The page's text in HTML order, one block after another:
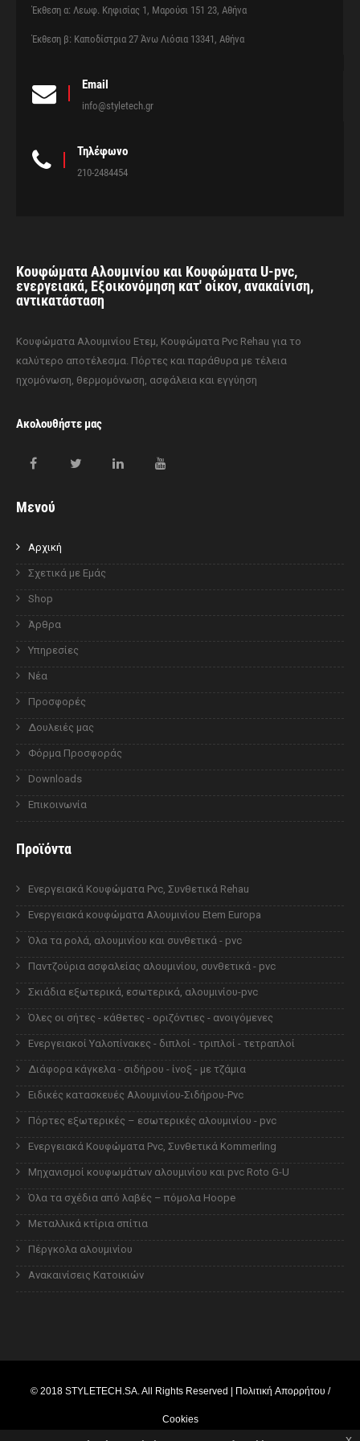
Έκθεση α: Λεωφ. Κηφισίας 1, Μαρούσι 151 23, Αθήνα
Έκθεση β: Καποδίστρια 27 Άνω Λιόσια 13341, Αθήνα
Email
info@styletech.gr
Τηλέφωνο
210-2484454
Κουφώματα Αλουμινίου και Κουφώματα U-pvc,
ενεργειακά, Εξοικονόμηση κατ' οίκον, ανακαίνιση,
αντικατάσταση
Κουφώματα Αλουμινίου Ετεμ, Κουφώματα Pvc Rehau για το
καλύτερο αποτέλεσμα. Πόρτες και παράθυρα με τέλεια
ηχομόνωση, θερμομόνωση, ασφάλεια και εγγύηση
Ακολουθήστε μας
Μενού
Αρχική
Σχετικά με Εμάς
Shop
Άρθρα
Υπηρεσίες
Νέα
Προσφορές
Δουλειές μας
Φόρμα Προσφοράς
Downloads
Επικοινωνία
Προϊόντα
Ενεργειακά Κουφώματα Pvc, Συνθετικά Rehau
Ενεργειακά κουφώματα Αλουμινίου Etem Europa
Όλα τα ρολά, αλουμινίου και συνθετικά - pvc
Παντζούρια ασφαλείας αλουμινίου, συνθετικά - pvc
Σκιάδια εξωτερικά, εσωτερικά, αλουμινίου-pvc
Όλες οι σήτες - κάθετες - οριζόντιες - ανοιγόμενες
Ενεργειακοί Υαλοπίνακες - διπλοί - τριπλοί - τετραπλοί
Διάφορα κάγκελα - σιδήρου - ίνοξ - με τζάμια
Ειδικές κατασκευές Αλουμινίου-Σιδήρου-Pvc
Πόρτες εξωτερικές – εσωτερικές αλουμινίου - pvc
Ενεργειακά Κουφώματα Pvc, Συνθετικά Kommerling
Μηχανισμοί κουφωμάτων αλουμινίου και pvc Roto G-U
Όλα τα σχέδια από λαβές – πόμολα Hoope
Μεταλλικά κτίρια σπίτια
Πέργκολα αλουμινίου
Ανακαινίσεις Κατοικιών
© 2018 STYLETECH.SA. All Rights Reserved | Πολιτική Απορρήτου /
Cookies